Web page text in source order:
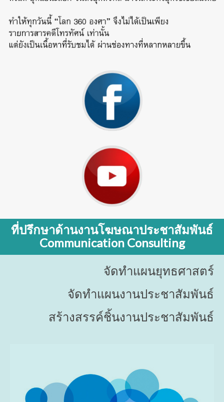
ที่ปรึกษาด้านงานโฆษณาประชาสัมพันธ์
Communication Consulting
จัดทําแผนยุทธศาสตร์
จัดทําแผนงานประชาสัมพันธ์
สร้างสรรค์ชิ้นงานประชาสัมพันธ์